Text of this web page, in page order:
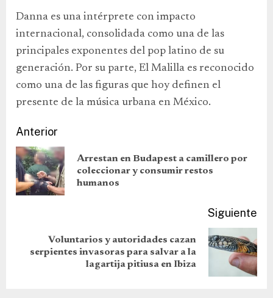
Danna es una intérprete con impacto
internacional, consolidada como una de las
principales exponentes del pop latino de su
generación. Por su parte, El Malilla es reconocido
como una de las figuras que hoy definen el
presente de la música urbana en México.
Anterior
Arrestan en Budapest a camillero por
coleccionar y consumir restos
humanos
Siguiente
Voluntarios y autoridades cazan
serpientes invasoras para salvar a la
lagartija pitiusa en Ibiza